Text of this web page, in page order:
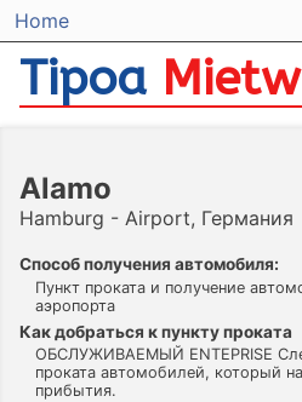
Home
Tipoa
Alamo
Hamburg - Airport, Германия
Способ получения автомобиля:
Пункт проката и получение
аэропорта
Как добраться к пункту проката
ОБСЛУЖИВАЕМЫЙ ENTEPRISE
проката автомобилей, который
прибытия.